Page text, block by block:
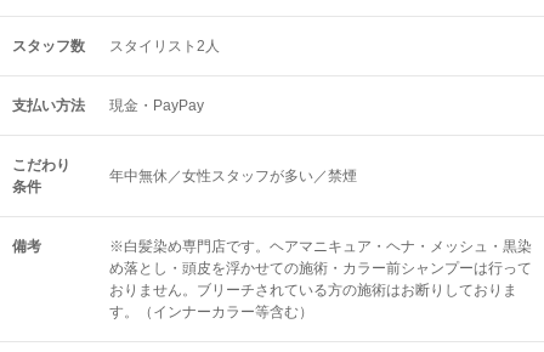
スタッフ数 スタイリスト2人
支払い方法 現金・PayPay
こだわり
条件
年中無休／女性スタッフが多い／禁煙
備考
※白髪染め専門店です。ヘアマニキュア・ヘナ・メッシュ・黒染
め落とし・頭皮を浮かせての施術・カラー前シャンプーは行って
おりません。ブリーチされている方の施術はお断りしておりま
す。（インナーカラー等含む）